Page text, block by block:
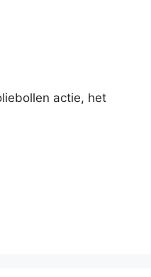
actie, het